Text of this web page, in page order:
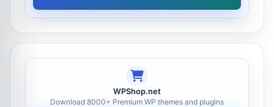
WPShop.net
Download 8000+ Premium WP themes and plugins